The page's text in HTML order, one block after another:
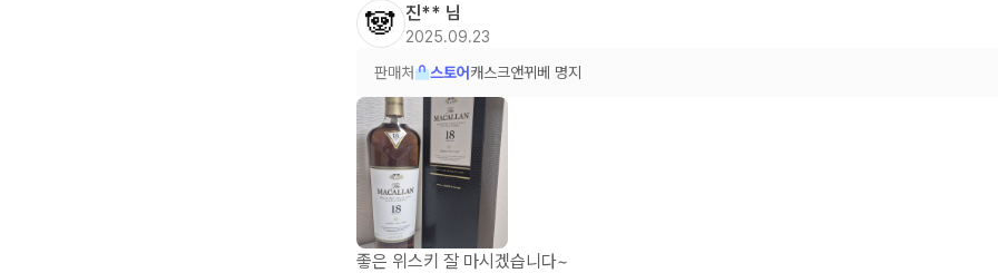
🐼 진** 님
2025.09.23
판매처 스토어 캐스크앤뀌베 명지
좋은 위스키 잘 마시겠습니다~